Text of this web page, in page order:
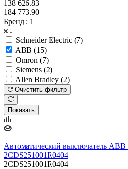
138 626.83
184 773.90
Бренд : 1
Schneider Electric (7)
ABB (15)
Omron (7)
Siemens (2)
Allen Bradley (2)
Очистить фильтр
Показать
Автоматический выключатель ABB
2CDS251001R0404
2CDS251001R0404